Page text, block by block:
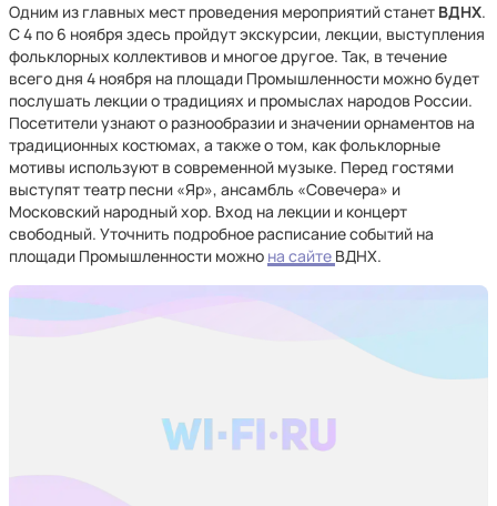
Одним из главных мест проведения мероприятий станет ВДНХ.
С 4 по 6 ноября здесь пройдут экскурсии, лекции, выступления
фольклорных коллективов и многое другое. Так, в течение
всего дня 4 ноября на площади Промышленности можно будет
послушать лекции о традициях и промыслах народов России.
Посетители узнают о разнообразии и значении орнаментов на
традиционных костюмах, а также о том, как фольклорные
мотивы используют в современной музыке. Перед гостями
выступят театр песни «Яр», ансамбль «Совечера» и
Московский народный хор. Вход на лекции и концерт
свободный. Уточнить подробное расписание событий на
площади Промышленности можно на сайте ВДНХ.